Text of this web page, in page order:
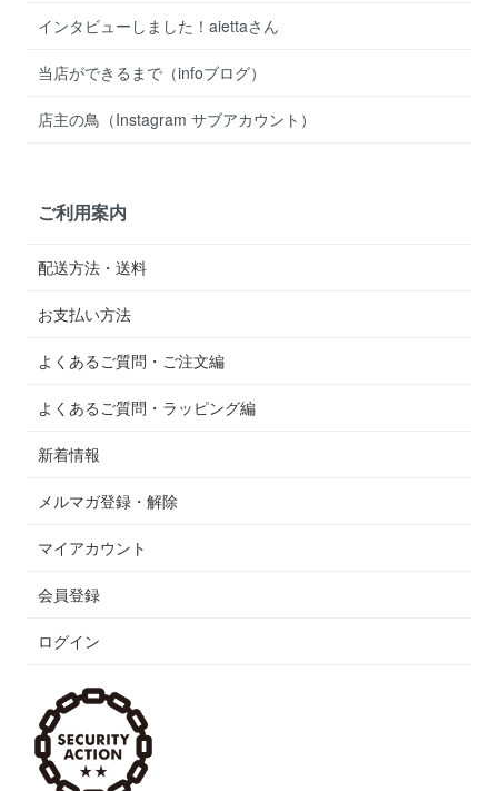
インタビューしました！aiettaさん
当店ができるまで（infoブログ）
店主の鳥（Instagram サブアカウント）
ご利用案内
配送方法・送料
お支払い方法
よくあるご質問・ご注文編
よくあるご質問・ラッピング編
新着情報
メルマガ登録・解除
マイアカウント
会員登録
ログイン